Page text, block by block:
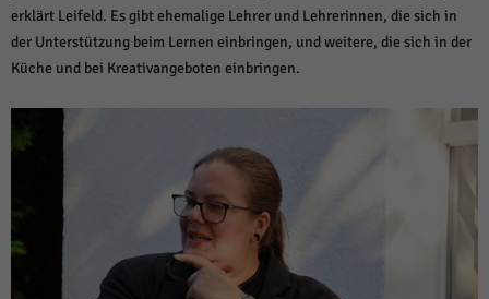
erklärt Leifeld. Es gibt ehemalige Lehrer und Lehrerinnen, die sich in
der Unterstützung beim Lernen einbringen, und weitere, die sich in der
Küche und bei Kreativangeboten einbringen.
Cookie-Informationen anzeigen
powered by Borlabs Cookie Datenschutzerklärung Impressum